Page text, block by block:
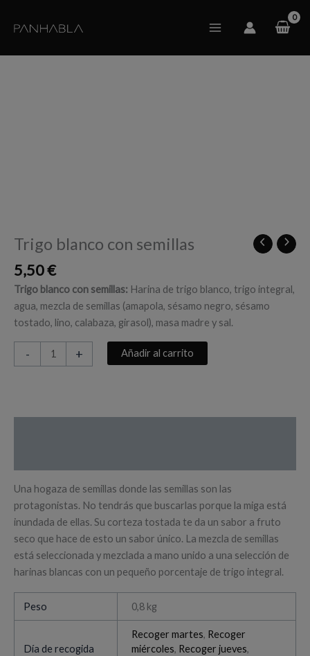
Trigo blanco con semillas
5,50€
Trigo blanco con semillas: Harina de trigo blanco, trigo integral,
agua, mezcla de semillas (amapola, sésamo negro, sésamo
tostado, lino, calabaza, girasol), masa madre y sal.
-
blanco
cantidad
+ Añadir al carrito
Una hogaza de semillas donde las semillas son las
protagonistas. No tendrás que buscarlas porque la miga está
inundada de ellas. Su corteza tostada te da un sabor a fruto
seco que hace de esto un sabor único. La mezcla de semillas
está seleccionada y mezclada a mano unido a una selección de
harinas blancas con un pequeño porcentaje de trigo integral.
Peso 0,8 kg
Día de recogida
Recoger martes, Recoger
miércoles, Recoger jueves,